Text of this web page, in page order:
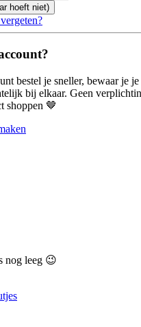
hoeft niet)
bestel je sneller, bewaar je
bij elkaar. Geen
shoppen 🤎
nog leeg 😉